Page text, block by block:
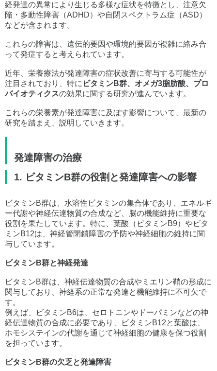
経発達の異常により生じる多様な症状を特徴とし、注意欠
陥・多動性障害（ADHD）や自閉スペクトラム症（ASD）
などが含まれます。
これらの障害は、遺伝的要因や環境的要因が複雑に絡み合
って発症すると考えられています。
近年、栄養療法が発達障害の症状改善に寄与する可能性が
注目されており、特に ビタミンB群、オメガ3脂肪酸、プロ
バイオティクスの効果に関する研究が進んでいます。
これらの栄養素が発達障害に及ぼす影響について、最新の
研究を踏まえ、説明していきます。
発達障害の治療
1. ビタミンB群の役割と発達障害への影響
ビタミンB群は、水溶性ビタミンの集合体であり、エネルギ
ー代謝や神経伝達物質の合成など、脳の機能維持に重要な
役割を果たしています。特に、葉酸（ビタミンB9）やビタ
ミンB12は、神経管閉鎖障害の予防や神経細胞の維持に関
与しています。
ビタミンB群と神経発達
ビタミンB群は、神経伝達物質の合成やミエリン鞘の形成に
関与しており、神経系の正常な発達と機能維持に不可欠で
す。
例えば、ビタミンB6は、セロトニンやドーパミンなどの神
経伝達物質の合成に必要であり、ビタミンB12と葉酸は、
ホモシステインの代謝を通じて神経細胞の健康を保つ役割
を担っています。
ビタミンB群の欠乏と発達障害